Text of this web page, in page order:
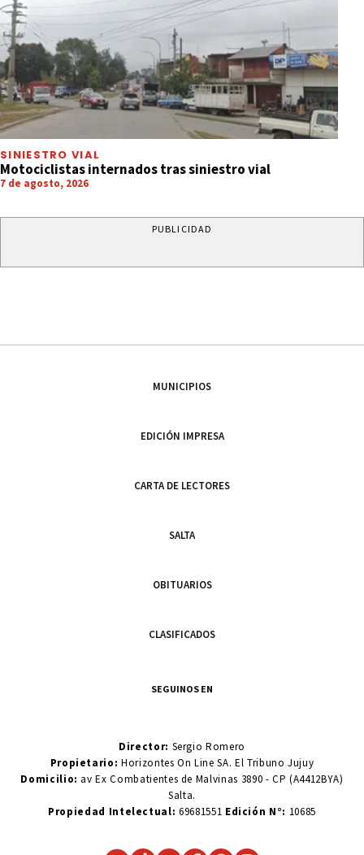
SINIESTRO VIAL
Motociclistas internados tras siniestro vial
7 de agosto, 2026
PUBLICIDAD
MUNICIPIOS
EDICIÓN IMPRESA
CARTA DE LECTORES
SALTA
OBITUARIOS
CLASIFICADOS
SEGUINOS EN
Director: Sergio Romero
Propietario:Horizontes On Line SA. El Tribuno Jujuy
Domicilio: av Ex Combatientes de Malvinas 3890 - CP (A4412BYA)
Salta.
Propiedad Intelectual: 69681551 Edición N°: 10685